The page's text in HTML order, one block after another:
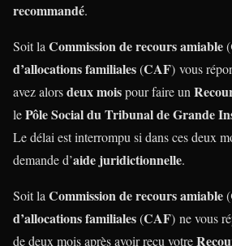
recommandé.
Soit laCommission de recours amiable(
d’allocations familiales(CAF) vous
avez alorsdeux moispour faire un
lePôle Social du Tribunal de Grande
Le délai est interrompu si dans ces deux
demande d’aide juridictionnelle.
Soit laCommission de recours amiable(
d’allocations familiales(CAF) ne vous
de deux mois après avoir reçu votre